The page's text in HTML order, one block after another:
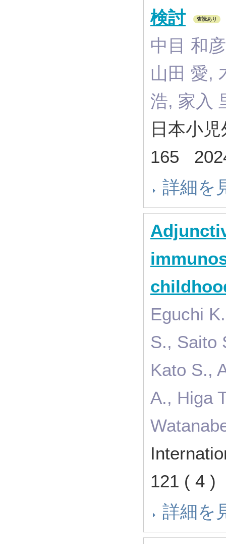
検討
査読あり
中目 和
山田 愛,
浩, 家入
日本小
165
詳細を
Eguchi
S., Saito
Kato S.,
A., Higa
121 ( 4
詳細を